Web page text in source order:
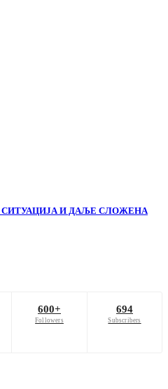
СИТУАЦИЈА И ДАЉЕ СЛОЖЕНА
600+
Followers
694
Subscribers